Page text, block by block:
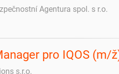
Agentura spol. s r.o.
pro IQOS (m/
s.r.o.